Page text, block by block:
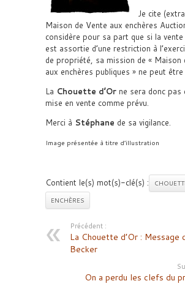
Je cite
Maison de Vente aux enchères
considère pour sa part que si la vente
est assortie d’une restriction à
de propriété, sa mission de « Maison
aux enchères publiques » ne peut
La Chouette d’Or ne sera donc pas
mise en vente comme prévu.
Merci à Stéphane de sa vigilance.
Image présentée à titre d’illustration
Contient le(s) mot(s)-clé(s) :
ENCHÈRES
Précédent :
La Chouette d’Or : Message
Becker
On a perdu les clefs du